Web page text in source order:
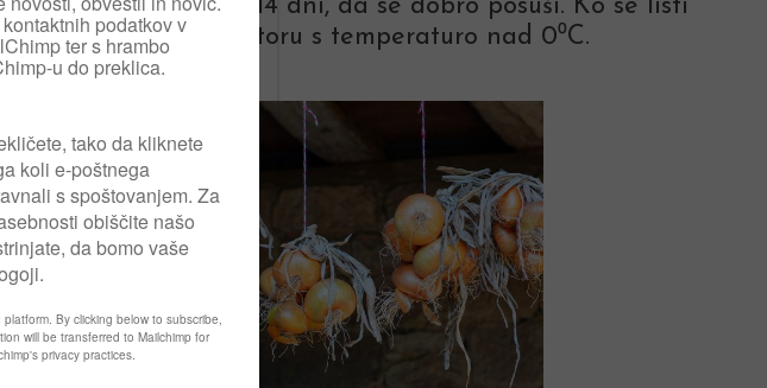
in pustimo 7-14 dni, da se dobro posuši. Ko se listi
in suhem prostoru s temperaturo nad 0⁰C.